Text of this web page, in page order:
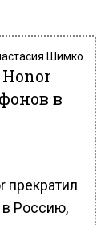
Шимко
в
прекратил
в Россию,